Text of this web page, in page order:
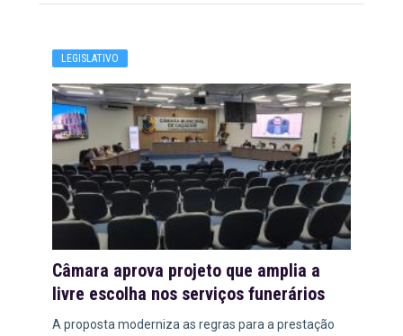
LEGISLATIVO
Câmara aprova projeto que amplia a
livre escolha nos serviços funerários
A proposta moderniza as regras para a prestação